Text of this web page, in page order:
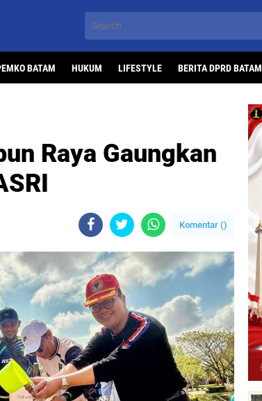
BATAM HUKUM LIFESTYLE BERITA DPRD BATAM
Raya Gaungkan
Komentar ()